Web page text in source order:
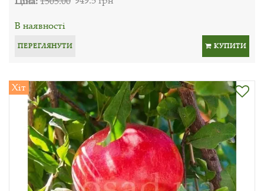
В наявності
ПЕРЕГЛЯНУТИ КУПИТИ
Хіт